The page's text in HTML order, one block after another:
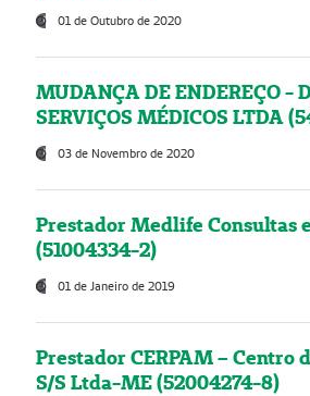
01 de Outubro de 2020
MUDANÇA DE ENDEREÇO -
SERVIÇOS MÉDICOS LTDA
03 de Novembro de 2020
Prestador Medlife Consultas
(51004334-2)
01 de Janeiro de 2019
Prestador CERPAM – Centro
S/S Ltda-ME (52004274-8)